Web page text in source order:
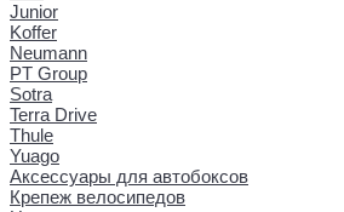
Junior
Koffer
Neumann
PT Group
Sotra
Terra Drive
Thule
Yuago
Аксессуары для автобоксов
Крепеж велосипедов